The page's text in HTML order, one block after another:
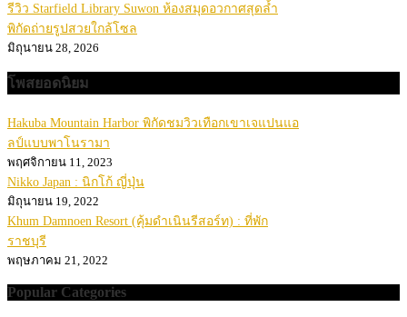
รีวิว Starfield Library Suwon ห้องสมุดอวกาศสุดล้ำ
พิกัดถ่ายรูปสวยใกล้โซล
มิถุนายน 28, 2026
โพสยอดนิยม
Hakuba Mountain Harbor พิกัดชมวิวเทือกเขาเจแปนแอ
ลป์แบบพาโนรามา
พฤศจิกายน 11, 2023
Nikko Japan : นิกโก้ ญี่ปุ่น
มิถุนายน 19, 2022
Khum Damnoen Resort (คุ้มดำเนินรีสอร์ท) : ที่พัก
ราชบุรี
พฤษภาคม 21, 2022
Popular Categories